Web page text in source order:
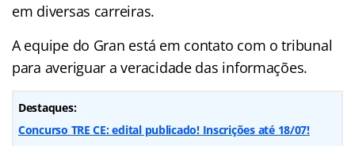
em diversas carreiras.
A equipe do Gran está em contato com o tribunal
para averiguar a veracidade das informações.
Destaques:
Concurso TRE CE: edital publicado! Inscrições até 18/07!